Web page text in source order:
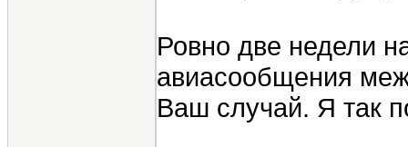
Ровно две недели
авиасообщения
Ваш случай. Я так